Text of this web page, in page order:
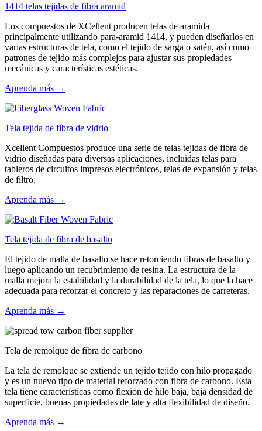
1414 telas tejidas de fibra aramid
Los compuestos de XCellent producen telas de aramida
principalmente utilizando para-aramid 1414, y pueden diseñarlos en
varias estructuras de tela, como el tejido de sarga o satén, así como
patrones de tejido más complejos para ajustar sus propiedades
mecánicas y características estéticas.
Aprenda más →
Tela tejida de fibra de vidrio
Xcellent Compuestos produce una serie de telas tejidas de fibra de
vidrio diseñadas para diversas aplicaciones, incluidas telas para
tableros de circuitos impresos electrónicos, telas de expansión y telas
de filtro.
Aprenda más →
Tela tejida de fibra de basalto
El tejido de malla de basalto se hace retorciendo fibras de basalto y
luego aplicando un recubrimiento de resina. La estructura de la
malla mejora la estabilidad y la durabilidad de la tela, lo que la hace
adecuada para reforzar el concreto y las reparaciones de carreteras.
Aprenda más →
Tela de remolque de fibra de carbono
La tela de remolque se extiende un tejido tejido con hilo propagado
y es un nuevo tipo de material reforzado con fibra de carbono. Esta
tela tiene características como flexión de hilo baja, baja densidad de
superficie, buenas propiedades de late y alta flexibilidad de diseño.
Aprenda más →